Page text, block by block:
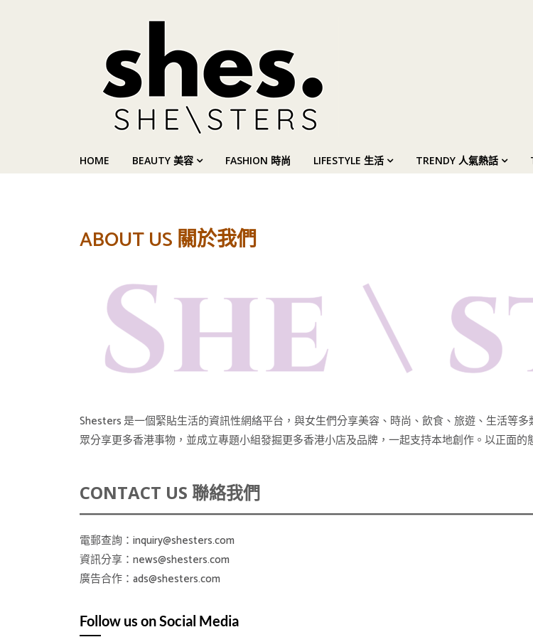
HOME BEAUTY 美容 FASHION 時尚 LIFESTYLE 生活 TRENDY 人氣熱話
ABOUT US 關於我們
Shesters 是一個緊貼生活的資訊性網絡平台，與女生們分享美容、時尚、飲食、旅遊、生活等
眾分享更多香港事物，並成立專題小組發掘更多香港小店及品牌，一起支持本地創作。以正面
CONTACT US 聯絡我們
電郵查詢：inquiry@shesters.com
資訊分享：news@shesters.com
廣告合作：ads@shesters.com
Follow us on Social Media